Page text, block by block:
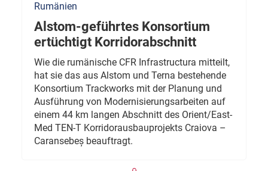
Rumänien
Alstom-geführtes Konsortium
ertüchtigt Korridorabschnitt
Wie die rumänische CFR Infrastructura mitteilt,
hat sie das aus Alstom und Terna bestehende
Konsortium Trackworks mit der Planung und
Ausführung von Modernisierungsarbeiten auf
einem 44 km langen Abschnitt des Orient/East-
Med TEN-T Korridorausbauprojekts Craiova –
Caransebeș beauftragt.